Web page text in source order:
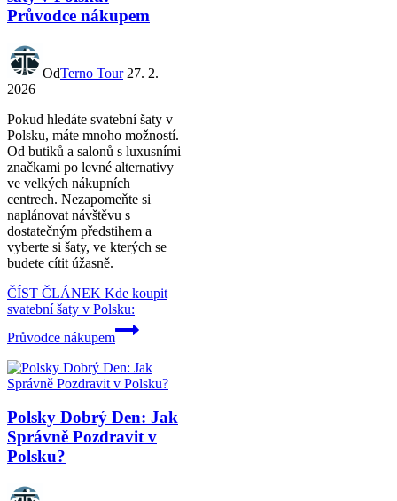
Průvodce nákupem
OdTerno Tour 27. 2.
2026
Pokud hledáte svatební šaty v
Polsku, máte mnoho možností.
Od butiků a salonů s luxusními
značkami po levné alternativy
ve velkých nákupních
centrech. Nezapomeňte si
naplánovat návštěvu s
dostatečným předstihem a
vyberte si šaty, ve kterých se
budete cítit úžasně.
ČÍST ČLÁNEK Kde koupit
svatební šaty v Polsku:
Průvodce nákupem
Polsky Dobrý Den: Jak
Správně Pozdravit v
Polsku?